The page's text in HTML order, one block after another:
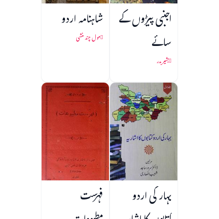
اجنبی پیڑوں کے
سائے
بشیر بدر
شاہنامہ اردو
مول چند منشی
بہار کی اردو فہرست